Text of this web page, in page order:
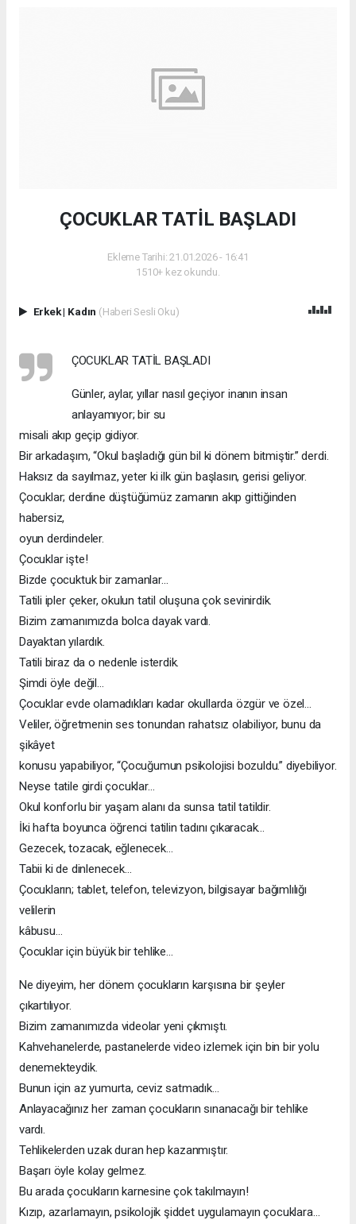
ÇOCUKLAR TATİL BAŞLADI
Ekleme Tarihi: 21.01.2026 - 16:41
1510+ kez okundu.
Erkek| Kadın (Haberi Sesli Oku)
ÇOCUKLAR TATİL BAŞLADI
Günler, aylar, yıllar nasıl geçiyor inanın insan
anlayamıyor; bir su
misali akıp geçip gidiyor.
Bir arkadaşım, “Okul başladığı gün bil ki dönem bitmiştir.” derdi.
Haksız da sayılmaz, yeter ki ilk gün başlasın, gerisi geliyor.
Çocuklar; derdine düştüğümüz zamanın akıp gittiğinden
habersiz,
oyun derdindeler.
Çocuklar işte!
Bizde çocuktuk bir zamanlar…
Tatili ipler çeker, okulun tatil oluşuna çok sevinirdik.
Bizim zamanımızda bolca dayak vardı.
Dayaktan yılardık.
Tatili biraz da o nedenle isterdik.
Şimdi öyle değil…
Çocuklar evde olamadıkları kadar okullarda özgür ve özel…
Veliler, öğretmenin ses tonundan rahatsız olabiliyor, bunu da
şikâyet
konusu yapabiliyor, “Çocuğumun psikolojisi bozuldu.” diyebiliyor.
Neyse tatile girdi çocuklar…
Okul konforlu bir yaşam alanı da sunsa tatil tatildir.
İki hafta boyunca öğrenci tatilin tadını çıkaracak…
Gezecek, tozacak, eğlenecek…
Tabii ki de dinlenecek…
Çocukların; tablet, telefon, televizyon, bilgisayar bağımlılığı
velilerin
kâbusu…
Çocuklar için büyük bir tehlike…
Ne diyeyim, her dönem çocukların karşısına bir şeyler
çıkartılıyor.
Bizim zamanımızda videolar yeni çıkmıştı.
Kahvehanelerde, pastanelerde video izlemek için bin bir yolu
denemekteydik.
Bunun için az yumurta, ceviz satmadık…
Anlayacağınız her zaman çocukların sınanacağı bir tehlike
vardı.
Tehlikelerden uzak duran hep kazanmıştır.
Başarı öyle kolay gelmez.
Bu arada çocukların karnesine çok takılmayın!
Kızıp, azarlamayın, psikolojik şiddet uygulamayın çocuklara…